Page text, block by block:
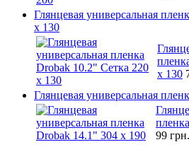
Глянцевая универсальная
x 130
x 130
Глянцевая универсальная
99 грн.